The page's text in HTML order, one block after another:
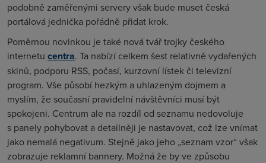
podobně zaměřenými servery však bude muset česká
portálová jednička pořádně přidat krok.
Poměrnou novinkou je také nová tvář trojky českého
internetu centra. Ta nabízí celkem šest relativně vydařených
skinů, podporu RSS, počasí, kurzovní lístek či televizní
program. Vše působí hezkým a uhlazeným dojmem a
myslím, že současní pravidelní návštěvníci musí být
spokojeni. Centrum ale na rozdíl od seznamu nedovoluje
s panely pohybovat a detailněji je nastavovat, což lze vnímat
jako nemalá negativum. Stejně jako jeho „seznam vzor“ však
zobrazuje reklamní bannery. Možná že by ve způsobu